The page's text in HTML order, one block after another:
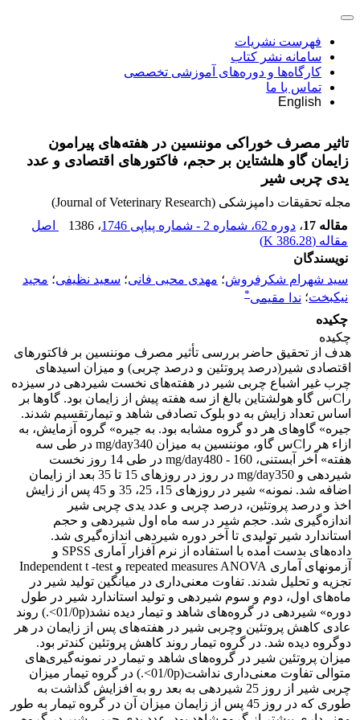
فهرست نشریات
سامانه نشر کتاب
کارگاه‌ها و دوره‌های آموزشی تخصصی
تماس با ما
English
تاثیر مصرف خوراکی موننسین در هفته‌های پیرامون
زایمان گاو هلشتاین بر ‌حجم، فاکتورهای اقتصادی و عدد
یدی چربی شیر
مجله تحقیقات دامپزشکی (Journal of Veterinary Research)
مقاله 17
، دوره 62، شماره 2 - شماره پیاپی 1746 ، 1386
اصل
مقاله (386.28 K
)
نویسندگان
سید شهرام شکرفروش؛ مهدی محبی فانی؛ سعید نظیفی؛ مجید
نیکبخت؛ ندا مقیمی*
چکیده
‌چکیده
هدف از تحقیق حاضر بررسی تأثیر مصرف موننسین بر فاکتورهای
اقتصادی شیر(درصد پروتئین و درصد چربی) و میزان اسیدهای
چرب غیر اشباع چربی شیر در هفته‌های نخست شیردهی در سیزده
راCس گاو هولشتاین بالغ از سه هفته پیش از زایمان بود. گاوها بر
اساس تعداد زایش به دو بلوک تصادفی شاهد و تیمارتقسیم شدند.
جیره» گاوهای هر دو گروه مشابه بود. به جیره» گروه آزمایش، به
ازاء هر راCس گاو، موننسین به میزان mg/day340 در طی سه
هفته» آخر آبستنی، mg/day480 - 160 در طی 14 روز نخست
شیردهی و mg/day350 در روز در روزهای 15 تا 35 بعد از زایمان
اضافه شد. نمونه» شیر در روزهای 15، 25، 35 و 45 پس از زایش
اخذ و درصد پروتئین، درصد چربی و عدد یدی چربی شیر
اندازه‌گیری شد. حجم شیر در سه ماه اول شیردهی و حجم
استاندارد شیر تولیدی تا آخر دوره شیردهی اندازه‌گیری شد.
داده‌های بدست آمده با استفاده از نرم آفزار آماری SPSS ‌و
آزمونهای آماری repeated measures ANOVA و Independent t -test
‌تجزیه و تحلیل شدند. تفاوت معنی‌داری در میانگین تولید شیر در
ماه‌های اول، دوم و سوم شیردهی و تولید استاندارد شیر در طول
دوره» شیردهی در گروه‌های شاهد و تیمار دیده نشد(01/0p>‌.) روند
عادی کاهش پروتئین وچربی شیر در هفته‌های پس از زایمان در هر
دوگروه دیده شد. در گروه تیمار روند کاهش پروتئین کندتر بود.
میزان پروتئین شیر در گروه‌های شاهد و تیمار در نمونه‌گیری‌های
متوالی تفاوت معنی‌داری نداشت(01/0p>‌.) در گروه تیمار میزان
چربی شیر از روز 25 شیردهی به بعد رو به افزایش گذاشت به
طوری که در روز 45 پس از زایمان میزان آن در گروه تیمار به طور